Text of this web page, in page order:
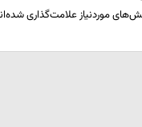
موردنیاز علامت‌گذاری